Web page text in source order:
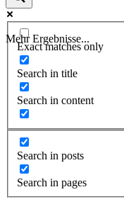
Mehr Ergebnisse...
Exact matches only
Search in title
Search in content
Search in posts
Search in pages